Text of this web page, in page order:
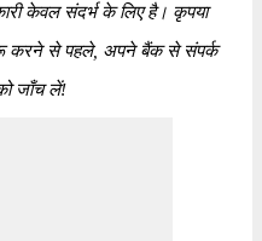
केवल संदर्भ के लिए है। कृपया
करने से पहले, अपने बैंक से संपर्क
जाँच लें!